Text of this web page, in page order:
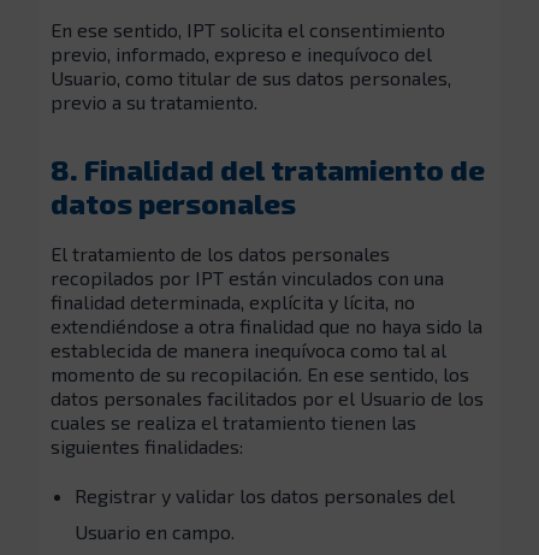
En ese sentido, IPT solicita el consentimiento
previo, informado, expreso e inequívoco del
Usuario, como titular de sus datos personales,
previo a su tratamiento.
8. Finalidad del tratamiento de
datos personales
El tratamiento de los datos personales
recopilados por IPT están vinculados con una
finalidad determinada, explícita y lícita, no
extendiéndose a otra finalidad que no haya sido la
establecida de manera inequívoca como tal al
momento de su recopilación. En ese sentido, los
datos personales facilitados por el Usuario de los
cuales se realiza el tratamiento tienen las
siguientes finalidades:
Registrar y validar los datos personales del
Usuario en campo.